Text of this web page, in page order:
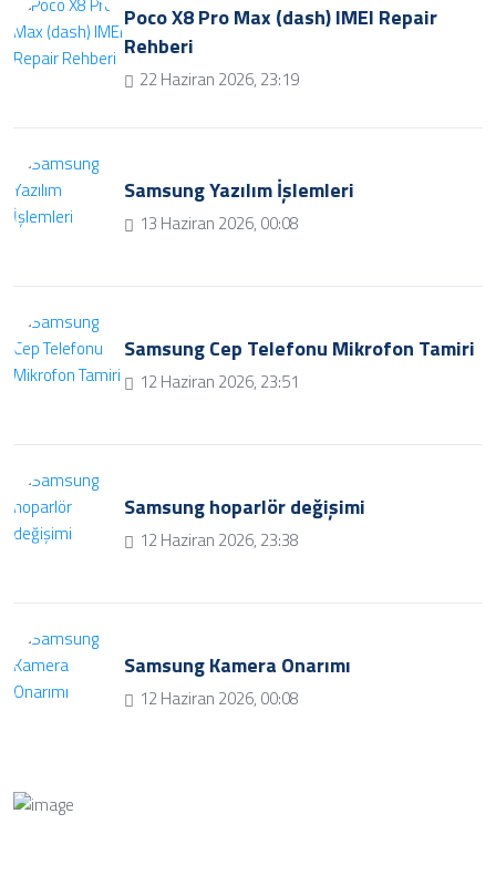
Poco X8 Pro Max (dash) IMEI Repair
Rehberi
22 Haziran 2026, 23:19
Samsung Yazılım İşlemleri
13 Haziran 2026, 00:08
Samsung Cep Telefonu Mikrofon Tamiri
12 Haziran 2026, 23:51
Samsung hoparlör değişimi
12 Haziran 2026, 23:38
Samsung Kamera Onarımı
12 Haziran 2026, 00:08